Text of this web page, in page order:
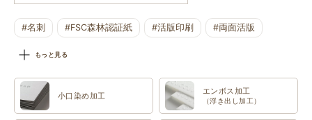
#名刺 #FSC森林認証紙 #活版印刷 #両面活版
#特色印刷
もっと見る
小口染め加工 エンボス加工
（浮き出し加工）